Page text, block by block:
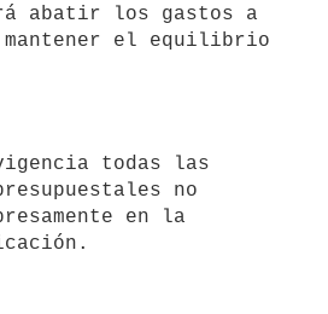
abatir los gastos a
el equilibrio
vigencia todas las
no
en la